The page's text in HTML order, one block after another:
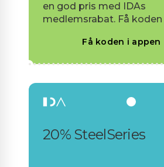
en god pris med IDAs
medlemsrabat. Få koden
Få koden i appen
20% SteelSeries